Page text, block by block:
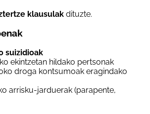
klausulak dituzte.
suizidioak
ekintzetan hildako pertsonak
droga kontsumoak eragindako
arrisku-jarduerak (parapente,